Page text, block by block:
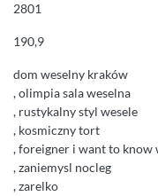
2801
190,9
dom weselny kraków
, olimpia sala weselna
, rustykalny styl wesele
, kosmiczny tort
, foreigner i want to know
, zaniemysl nocleg
, zarelko